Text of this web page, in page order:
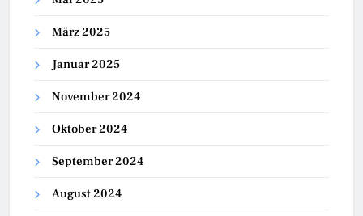
März 2025
Januar 2025
November 2024
Oktober 2024
September 2024
August 2024